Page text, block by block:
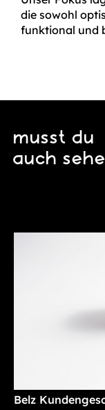
die sowohl
funktional und
musst du
auch
Belz